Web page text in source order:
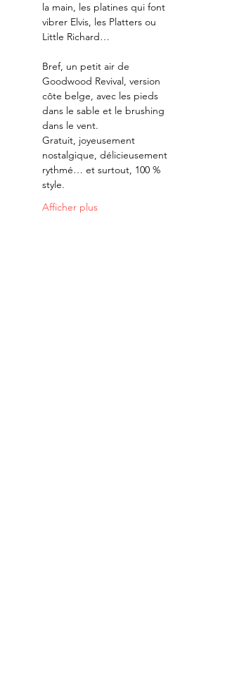
la main, les platines qui font
vibrer Elvis, les Platters ou
Little Richard…
Bref, un petit air de
Goodwood Revival, version
côte belge, avec les pieds
dans le sable et le brushing
dans le vent.
Gratuit, joyeusement
nostalgique, délicieusement
rythmé… et surtout, 100 %
style.
Afficher plus